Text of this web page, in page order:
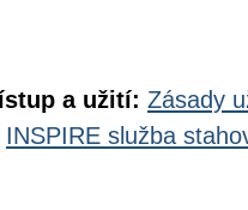
a užití: Zásady
INSPIRE služba